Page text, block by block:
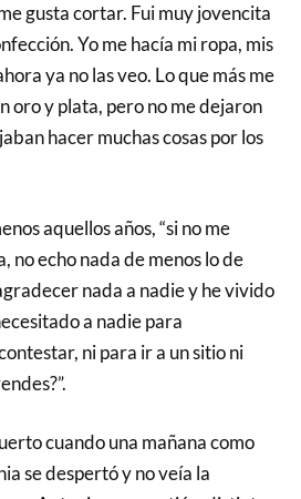
gusta cortar. Fui muy jovencita
Yo me hacía mi ropa, mis
ya no las veo. Lo que más me
oro y plata, pero no me dejaron
hacer muchas cosas por los
aquellos años, “si no me
no echo nada de menos lo de
nada a nadie y he vivido
a nadie para
ni para ir a un sitio ni
cuando una mañana como
se despertó y no veía la